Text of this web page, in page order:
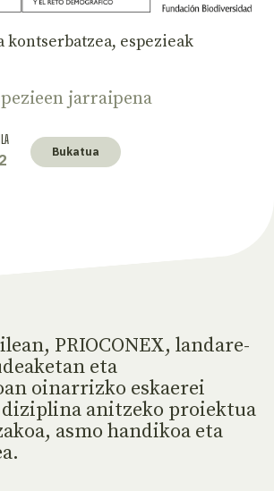
espezieak
jarraipena
Bukatua
PRIOCONEX, landare-
eta
oinarrizko eskaerei
anitzeko proiektua
asmo handikoa eta